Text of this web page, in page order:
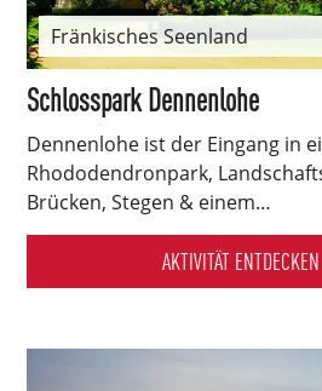
Fränkisches Seenland
Schlosspark Dennenlohe
Dennenlohe ist der Eingang in
Rhododendronpark,
Brücken, Stegen & einem…
AKTIVITÄT ENTDECKEN